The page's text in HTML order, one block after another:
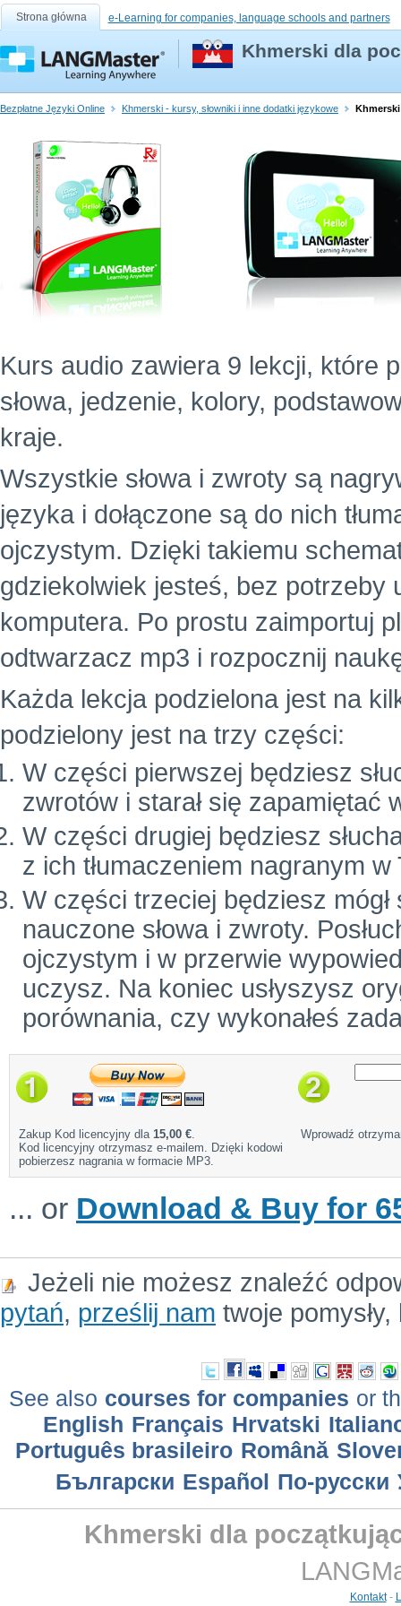
Strona główna e-Learning for companies, language schools and partners
Khmerski dla
Bezpłatne Języki Online Khmerski - kursy, słowniki i inne dodatki językowe
Kurs audio zawiera 9 lekcji, które
słowa, jedzenie, kolory,
kraje.
Wszystkie słowa i zwroty są
języka i dołączone są do nich
ojczystym. Dzięki takiemu
gdziekolwiek jesteś, bez potrzeby
komputera. Po prostu zaimportuj
odtwarzacz mp3 i rozpocznij
Każda lekcja podzielona jest na
podzielony jest na trzy części:
W części pierwszej będziesz
zwrotów i starał się zapamiętać
W części drugiej będziesz
z ich tłumaczeniem nagranym
W części trzeciej będziesz
nauczone słowa i zwroty.
ojczystym i w przerwie
uczysz. Na koniec usłyszysz
porównania, czy wykonałeś
Zakup Kod licencyjny dla 15,00 €.
Kod licencyjny otrzymasz e-mailem. Dzięki kodowi
pobierzesz nagrania w formacie MP3.
Wprowadź
... or Download & Buy for
Jeżeli nie możesz znaleźć
pytań, prześlij nam twoje
See also courses for companies or
English Français Hrvatski
Português brasileiro Română
Български Еspañol По-русски
Khmerski dla
Kontakt-